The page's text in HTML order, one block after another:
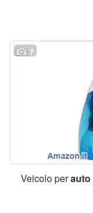
7
Veicolo perauto